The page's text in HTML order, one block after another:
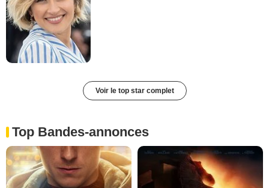
Voir le top star complet
Top Bandes-annonces